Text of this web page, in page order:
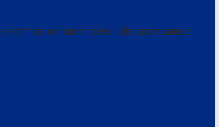
formation un moteur de croissance.